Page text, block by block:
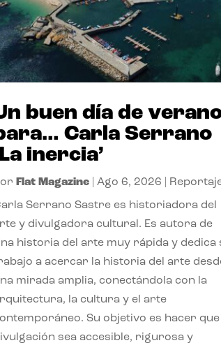
buen día de
Carla Serrano
inercia’
Flat Magazine| Ago 6, 2026
Serrano Sastre es historiadora del
y divulgadora cultural. Es autora de
historia del arte muy rápida y dedica
a acercar la historia del arte
mirada amplia, conectándola con la
la cultura y el arte
Su objetivo es hacer que
sea accesible, rigurosa y